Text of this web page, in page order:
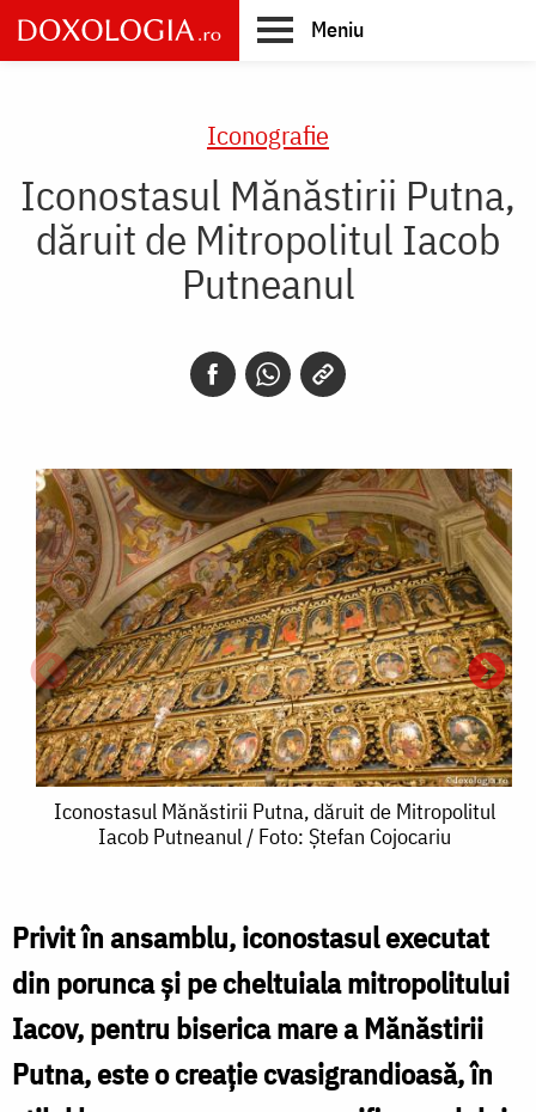
Skip
to
main
Meniu
Iconografie
Iconostasul Mănăstirii Putna,
dăruit de Mitropolitul Iacob
Putneanul
Iconostasul
Mănăstirii
dăruit
de
Mitropolitul
Iacob
Putneanul
Iconostasul Mănăstirii Putna, dăruit de Mitropolitul
Iacob Putneanul / Foto: Ștefan Cojocariu
Privit în ansamblu, iconostasul executat
din porunca și pe cheltuiala mitropolitului
Iacov, pentru biserica mare a Mănăstirii
Putna, este o creație cvasigrandioasă, în